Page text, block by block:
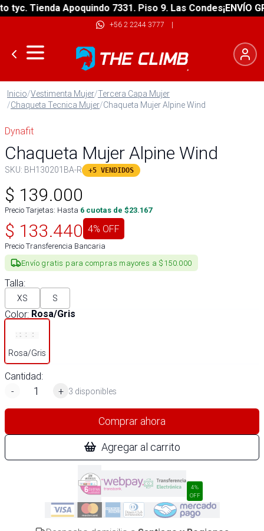
Tienda Apoquindo 7331. Piso 9. Las Condes¡ENVÍO
+56 2 2244 3777 |
Inicio/Vestimenta Mujer/Tercera Capa Mujer
/Chaqueta Tecnica Mujer/Chaqueta Mujer Alpine Wind
Dynafit
Chaqueta Mujer Alpine Wind
SKU: BH130201BA-R +5 VENDIDOS
$ 139.000
Precio Tarjetas: Hasta 6 cuotas de $23.167
$ 133.440 4% OFF
Precio Transferencia Bancaria
Envío gratis para compras mayores a $150.000
Talla:
XS S
Color: Rosa/Gris
Rosa/Gris
Cantidad:
-
+ 3 disponibles
Comprar ahora
Agregar al carrito
4%
OFF